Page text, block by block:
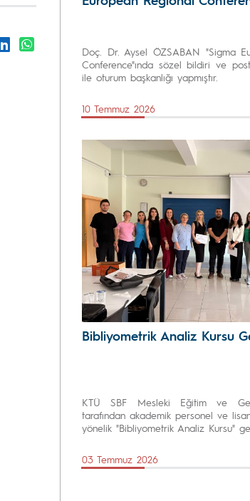
Doç. Dr. Aysel ÖZSABAN "Sigma
Conference"ında sözel bildiri ve
ile oturum başkanlığı yapmıştır.
10 Temmuz 2026
Bibliyometrik Analiz Kursu
KTÜ SBF Mesleki Eğitim ve
tarafından akademik personel ve
yönelik "Bibliyometrik Analiz Kursu"
03 Temmuz 2026